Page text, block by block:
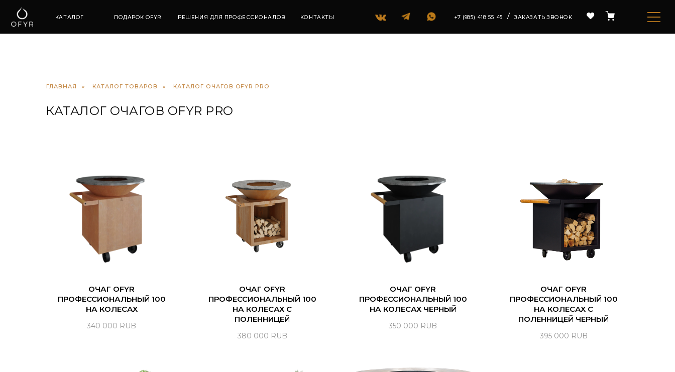
/
КАТАЛОГ РЕШЕНИЯ ДЛЯ ПРОФЕССИОНАЛОВ
ПОДАРОК OFYR КОНТАКТЫ +7 (985) 418 55 45 ЗАКАЗАТЬ ЗВОНОК
ГЛАВНАЯ » КАТАЛОГ ТОВАРОВ » КАТАЛОГ ОЧАГОВ OFYR PRO
КАТАЛОГ ОЧАГОВ OFYR PRO
ОЧАГ OFYR
ПРОФЕССИОНАЛЬНЫЙ 100
НА КОЛЕСАХ
340 000 RUB
ОЧАГ OFYR
ПРОФЕССИОНАЛЬНЫЙ 100
НА КОЛЕСАХ С
ПОЛЕННИЦЕЙ
380 000 RUB
ОЧАГ OFYR
ПРОФЕССИОНАЛЬНЫЙ 100
НА КОЛЕСАХ ЧЕРНЫЙ
350 000 RUB
ОЧАГ OFYR
ПРОФЕССИОНАЛЬНЫЙ 100
НА КОЛЕСАХ С
ПОЛЕННИЦЕЙ ЧЕРНЫЙ
395 000 RUB